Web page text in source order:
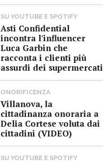
SU YOUTUBE E SPOTIFY
Asti Confidential
incontra l'influencer
Luca Garbin che
racconta i clienti più
assurdi dei supermercati
ONORIFICENZA
Villanova, la
cittadinanza onoraria a
Delia Cortese voluta dai
cittadini (VIDEO)
SU YOUTUBE E SPOTIFY